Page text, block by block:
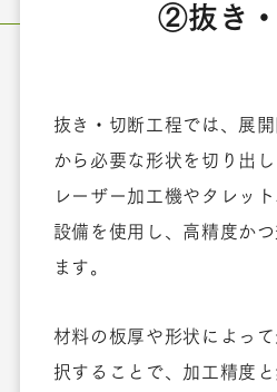
②抜き
抜き・切断工程では、展
から必要な形状を切り出し
レーザー加工機やタレッ
設備を使用し、高精度か
ます。
材料の板厚や形状によっ
択することで、加工精度